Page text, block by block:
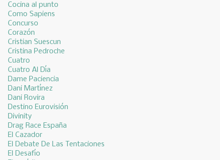
Cocina al punto
Como Sapiens
Concurso
Corazón
Cristian Suescun
Cristina Pedroche
Cuatro
Cuatro Al Día
Dame Paciencia
Dani Martínez
Dani Rovira
Destino Eurovisión
Divinity
Drag Race España
El Cazador
El Debate De Las Tentaciones
El Desafío